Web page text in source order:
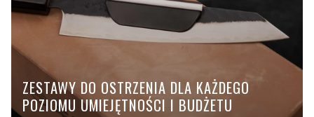
ZESTAWY DO OSTRZENIA DLA KAŻDEGO
POZIOMU UMIEJĘTNOŚCI I BUDŻETU